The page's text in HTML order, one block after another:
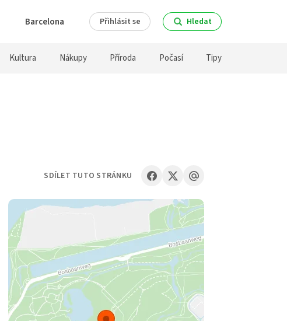
Barcelona Přihlásit se Hledat
Kultura Nákupy Příroda Počasí Tipy
SDÍLET TUTO STRÁNKU